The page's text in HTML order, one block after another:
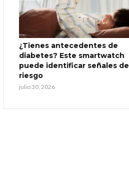
¿Tienes antecedentes de
diabetes? Este smartwatch
puede identificar señales de
riesgo
julio 30, 2026